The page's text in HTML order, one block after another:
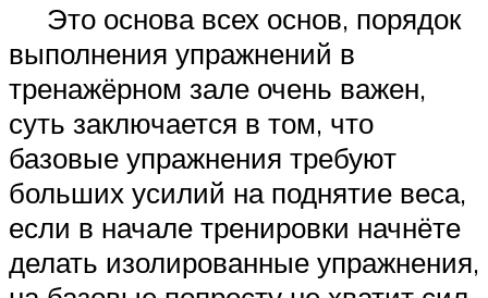
Это основа всех основ, порядок
выполнения упражнений в
тренажёрном зале очень важен,
суть заключается в том, что
базовые упражнения требуют
больших усилий на поднятие веса,
если в начале тренировки начнёте
делать изолированные упражнения,